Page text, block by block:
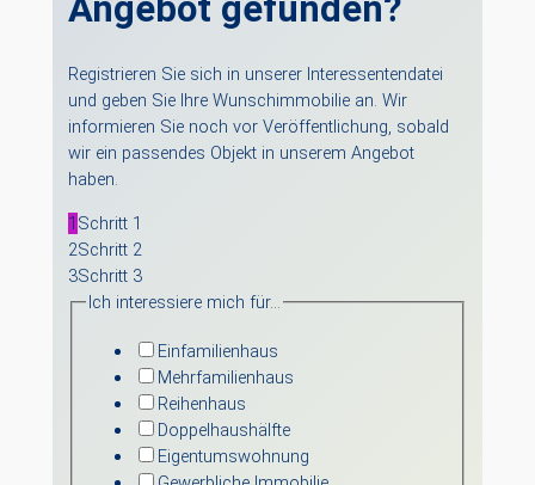
Registrieren Sie sich in unserer Interessentendatei
und geben Sie Ihre Wunschimmobilie an. Wir
informieren Sie noch vor Veröffentlichung, sobald
wir ein passendes Objekt in unserem Angebot
haben.
1 Schritt 1
2Schritt 2
3Schritt 3
Ich interessiere mich für…
Einfamilienhaus
Mehrfamilienhaus
Reihenhaus
Doppelhaushälfte
Eigentumswohnung